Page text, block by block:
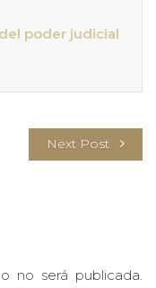
poder judicial
Next Post
no será publicada.